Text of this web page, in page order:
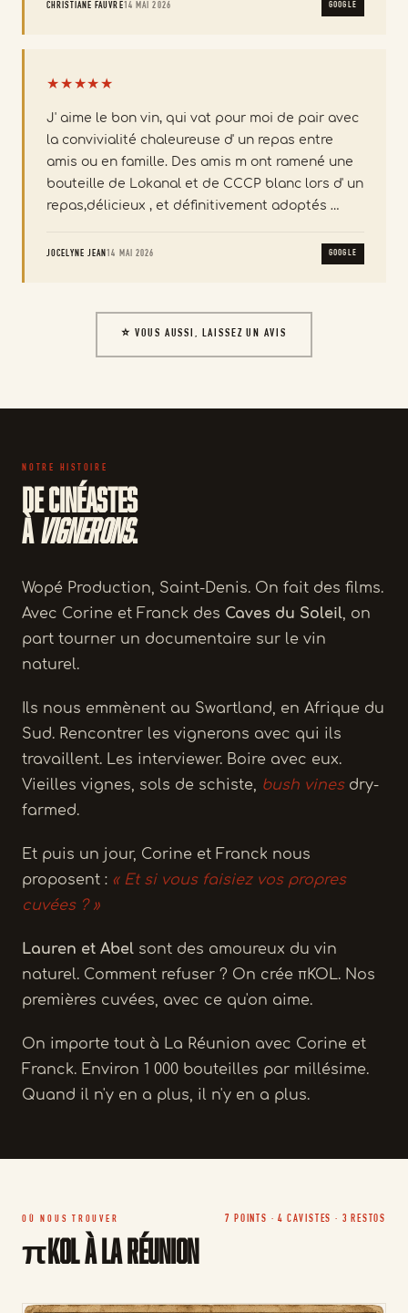
CHRISTIANE FAUVRE14 MAI 2026 GOOGLE
★★★★★
J' aime le bon vin, qui vat pour moi de pair avec
la convivialité chaleureuse d' un repas entre
amis ou en famille. Des amis m ont ramené une
bouteille de Lokanal et de CCCP blanc lors d' un
repas,délicieux , et définitivement adoptés …
JOCELYNE JEAN14 MAI 2026 GOOGLE
⭐ VOUS AUSSI, LAISSEZ UN AVIS
NOTRE HISTOIRE
De cinéastes
àvignerons.
Wopé Production, Saint-Denis. On fait des films.
Avec Corine et Franck des Caves du Soleil, on
part tourner un documentaire sur le vin
naturel.
Ils nous emmènent au Swartland, en Afrique du
Sud. Rencontrer les vignerons avec qui ils
travaillent. Les interviewer. Boire avec eux.
Vieilles vignes, sols de schiste, bush vinesdry-
farmed.
Et puis un jour, Corine et Franck nous
proposent : « Et si vous faisiez vos propres
cuvées ? »
Lauren et Abel sont des amoureux du vin
naturel. Comment refuser ? On crée πKOL. Nos
premières cuvées, avec ce qu'on aime.
On importe tout à La Réunion avec Corine et
Franck. Environ 1 000 bouteilles par millésime.
Quand il n'y en a plus, il n'y en a plus.
OÙ NOUS TROUVER
πKOL à La Réunion
7 POINTS · 4 CAVISTES · 3 RESTOS